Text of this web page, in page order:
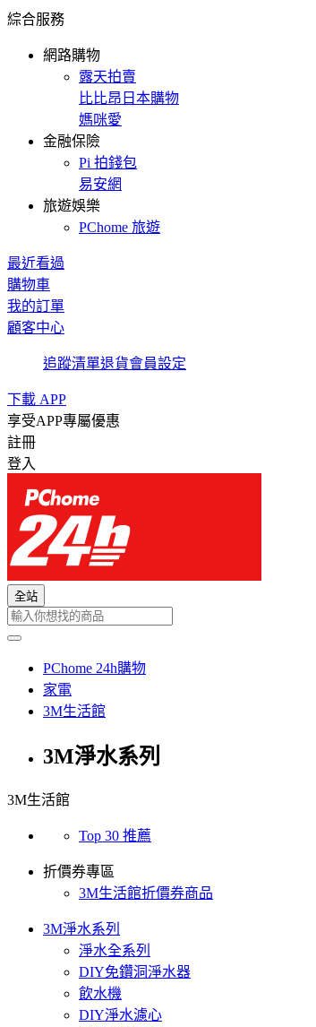
綜合服務
網路購物
露天拍賣
比比昂日本購物
媽咪愛
金融保險
Pi 拍錢包
易安網
旅遊娛樂
PChome 旅遊
最近看過
購物車
我的訂單
顧客中心
追蹤清單退貨會員設定
下載 APP
享受APP專屬優惠
註冊
登入
全站
PChome 24h購物
家電
3M生活館
3M淨水系列
3M生活館
Top 30 推薦
折價券專區
3M生活館折價券商品
3M淨水系列
淨水全系列
DIY免鑽洞淨水器
飲水機
DIY淨水濾心